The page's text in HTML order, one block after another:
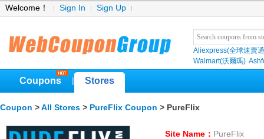
Welcome！ Sign In Sign Up
Aliexpress(全球速賣
Walmart(沃爾瑪)
Coupons Stores
Coupon > All Stores > PureFlix Coupon > PureFlix
Site Name： PureFlix